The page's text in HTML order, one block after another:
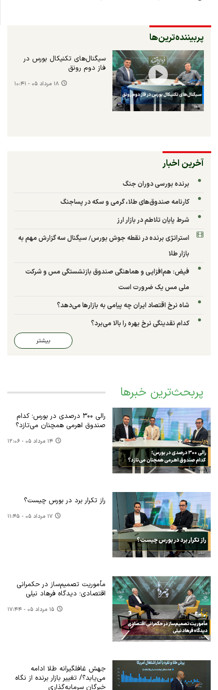
پربیننده‌ترین‌ها
سیگنال‌های تکنیکال بورس در
فاز دوم رونق
۱۸ مرداد ۰۵ - ۱۰:۴۱
آخرین اخبار
برنده بورسی دوران جنگ
کارنامه صندوق‌های طلا، گرمی و سکه در پساجنگ
شرط پایان تلاطم در بازار ارز
استراتژی برنده در نقطه جوش بورس/ سیگنال سه گزارش مهم به
بازار طلا
فیض: هم‌افزایی و هماهنگی صندوق بازنشستگی مس و شرکت
ملی مس یک ضرورت است
شاه نرخ اقتصاد ایران چه پیامی به بازارها می‌دهد؟
کدام نقدینگی نرخ بهره را بالا می‌برد؟
بیشتر
پربحث‌ترین خبرها
رالی ۳۰۰ درصدی در بورس؛ کدام
صندوق اهرمی همچنان می‌تازد؟
۱۴ مرداد ۰۵ - ۱۲:۰۶
راز تکرار برد در بورس چیست؟
۱۷ مرداد ۰۵ - ۱۱:۴۵
مأموریت تصمیم‌ساز در حکمرانی
اقتصادی؛ دیدگاه فرهاد نیلی
۱۵ مرداد ۰۵ - ۱۷:۴۴
جهش غافلگیرانه طلا ادامه
می‌یابد؟/ تغییر بازار برنده از نگاه
خبرگان سرمایه‌گذاری